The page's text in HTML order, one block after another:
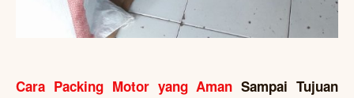
Cara Packing Motor yang Aman Sampai Tujuan